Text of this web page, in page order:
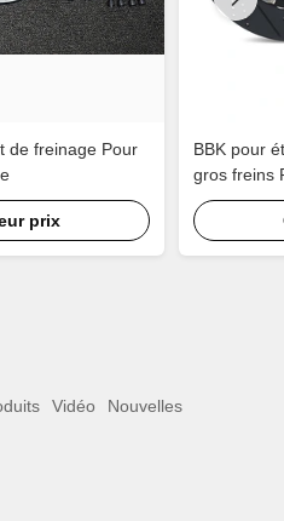
de freinage Pour
prix
BBK pour
gros freins
TEI haute
Vidéo
Nouvelles